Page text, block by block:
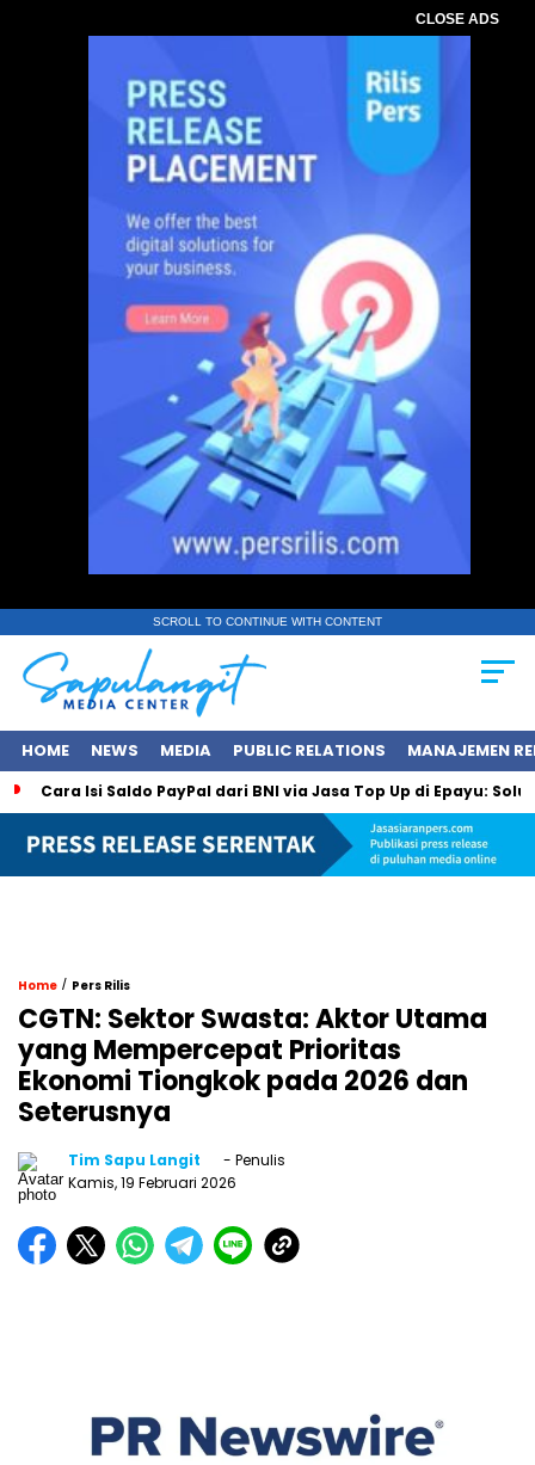
CLOSE ADS
SCROLL TO CONTINUE WITH CONTENT
HOME NEWS MEDIA PUBLIC RELATIONS MANAJEMEN
Cara Isi Saldo PayPal dari BNI via Jasa Top Up di Epayu:
Home / Pers Rilis
CGTN: Sektor Swasta: Aktor Utama
yang Mempercepat Prioritas
Ekonomi Tiongkok pada 2026 dan
Seterusnya
Tim Sapu Langit
- Penulis
Kamis, 19 Februari 2026